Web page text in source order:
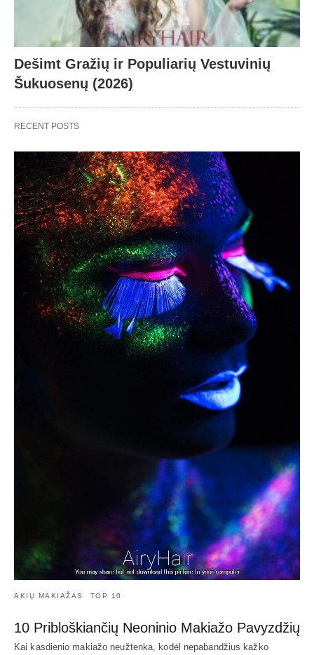
Dešimt Gražių ir Populiarių Vestuvinių
Šukuosenų (2026)
RECENT POSTS
AKIŲ MAKIAŽAS TOP 10
10 Pribloškiančių Neoninio Makiažo Pavyzdžių
Kai kasdienio makiažo neužtenka, kodėl nepabandžius kažko